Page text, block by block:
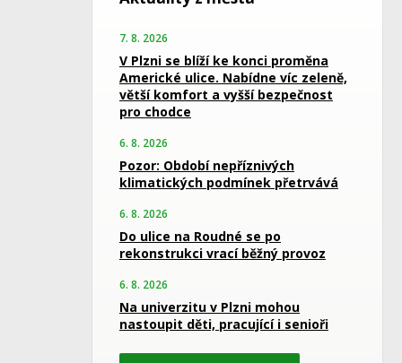
7. 8. 2026
V Plzni se blíží ke konci proměna
Americké ulice. Nabídne víc zeleně,
větší komfort a vyšší bezpečnost
pro chodce
6. 8. 2026
Pozor: Období nepříznivých
klimatických podmínek přetrvává
6. 8. 2026
Do ulice na Roudné se po
rekonstrukci vrací běžný provoz
6. 8. 2026
Na univerzitu v Plzni mohou
nastoupit děti, pracující i senioři